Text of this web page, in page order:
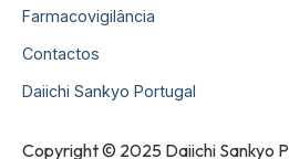
Farmacovigilância
Contactos
Daiichi Sankyo Portugal
Copyright © 2025 Daiichi Sankyo